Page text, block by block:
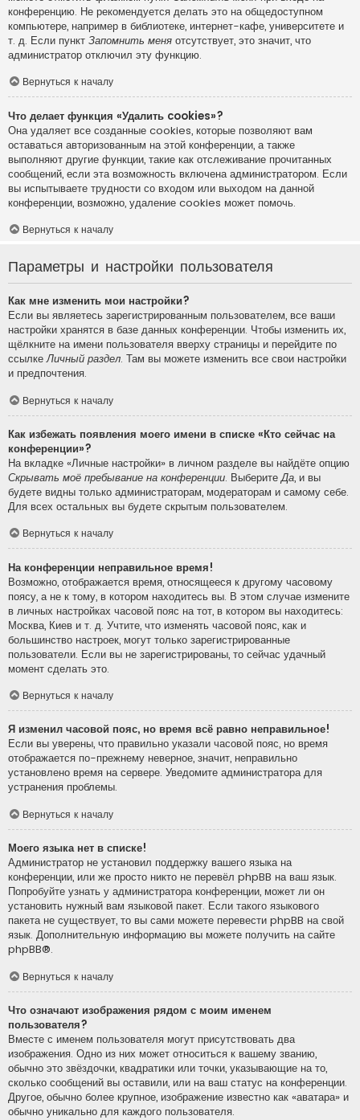
конференцию. Не рекомендуется делать это на общедоступном
компьютере, например в библиотеке, интернет-кафе, университете и
т. д. Если пункт Запомнить меня отсутствует, это значит, что
администратор отключил эту функцию.
Вернуться к началу
Что делает функция «Удалить cookies»?
Она удаляет все созданные cookies, которые позволяют вам
оставаться авторизованным на этой конференции, а также
выполняют другие функции, такие как отслеживание прочитанных
сообщений, если эта возможность включена администратором. Если
вы испытываете трудности со входом или выходом на данной
конференции, возможно, удаление cookies может помочь.
Вернуться к началу
Параметры и настройки пользователя
Как мне изменить мои настройки?
Если вы являетесь зарегистрированным пользователем, все ваши
настройки хранятся в базе данных конференции. Чтобы изменить их,
щёлкните на имени пользователя вверху страницы и перейдите по
ссылкеЛичный раздел. Там вы можете изменить все свои настройки
и предпочтения.
Вернуться к началу
Как избежать появления моего имени в списке «Кто сейчас на
конференции»?
На вкладке «Личные настройки» в личном разделе вы найдёте опцию
Скрывать моё пребывание на конференции. ВыберитеДа, и вы
будете видны только администраторам, модераторам и самому себе.
Для всех остальных вы будете скрытым пользователем.
Вернуться к началу
На конференции неправильное время!
Возможно, отображается время, относящееся к другому часовому
поясу, а не к тому, в котором находитесь вы. В этом случае измените
в личных настройках часовой пояс на тот, в котором вы находитесь:
Москва, Киев и т. д. Учтите, что изменять часовой пояс, как и
большинство настроек, могут только зарегистрированные
пользователи. Если вы не зарегистрированы, то сейчас удачный
момент сделать это.
Вернуться к началу
Я изменил часовой пояс, но время всё равно неправильное!
Если вы уверены, что правильно указали часовой пояс, но время
отображается по-прежнему неверное, значит, неправильно
установлено время на сервере. Уведомите администратора для
устранения проблемы.
Вернуться к началу
Моего языка нет в списке!
Администратор не установил поддержку вашего языка на
конференции, или же просто никто не перевёл phpBB на ваш язык.
Попробуйте узнать у администратора конференции, может ли он
установить нужный вам языковой пакет. Если такого языкового
пакета не существует, то вы сами можете перевести phpBB на свой
язык. Дополнительную информацию вы можете получить на сайте
phpBB®.
Вернуться к началу
Что означают изображения рядом с моим именем
пользователя?
Вместе с именем пользователя могут присутствовать два
изображения. Одно из них может относиться к вашему званию,
обычно это звёздочки, квадратики или точки, указывающие на то,
сколько сообщений вы оставили, или на ваш статус на конференции.
Другое, обычно более крупное, изображение известно как «аватара» и
обычно уникально для каждого пользователя.